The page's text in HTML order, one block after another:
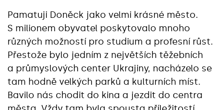
Pamatuji Doněck jako velmi krásné město.
S milionem obyvatel poskytovalo mnoho
různých možností pro studium a profesní růst.
Přestože bylo jedním z největších těžebních
a průmyslových center Ukrajiny, nacházelo se
tam hodně velkých parků a kulturních míst.
Bavilo nás chodit do kina a jezdit do centra